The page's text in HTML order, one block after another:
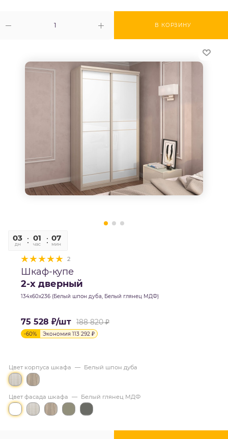
В КОРЗИНУ
03
дн
01
час
07
мин
2
Шкаф-купе
2-х дверный
134х60х236 (Белый шпон дуба, Белый глянец МДФ)
75 528 ₽/шт 188 820₽
-60% Экономия 113 292 ₽
Цвет корпуса шкафа — Белый шпон дуба
Цвет фасада шкафа — Белый глянец МДФ